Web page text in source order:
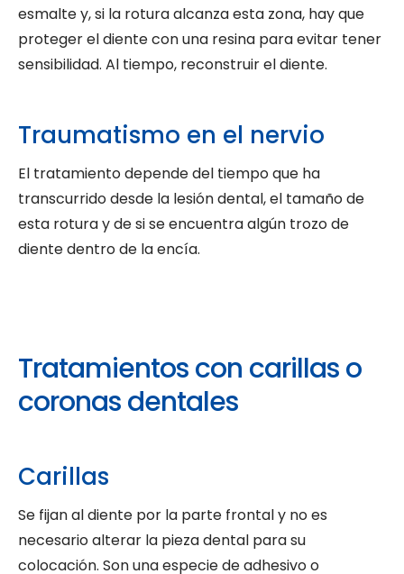
esmalte y, si la rotura alcanza esta zona, hay que
proteger el diente con una resina para evitar tener
sensibilidad. Al tiempo, reconstruir el diente.
Traumatismo en el nervio
El tratamiento depende del tiempo que ha
transcurrido desde la lesión dental, el tamaño de
esta rotura y de si se encuentra algún trozo de
diente dentro de la encía.
Tratamientos con carillas o
coronas dentales
Carillas
Se fijan al diente por la parte frontal y no es
necesario alterar la pieza dental para su
colocación. Son una especie de adhesivo o